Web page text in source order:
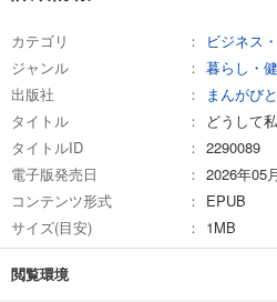
二児の母。
幼少期より几帳面な性格で、片付けを「
結婚後、家族との片付けのリズムの差に
自分を責める日々を過ごした。
しかし、自分の理想に固執せず、家族へ
える。
まずは自分の小さな場所を整え、自分
軸」を見つけたことで、心に余白を取り
カテゴリ
ビジネス
ジャンル
暮らし・
出版社
まんがびと
タイトル
どうして
タイトルID
2290089
電子版発売日
2026年05
コンテンツ形式
EPUB
サイズ(目安)
1MB
閲覧環境